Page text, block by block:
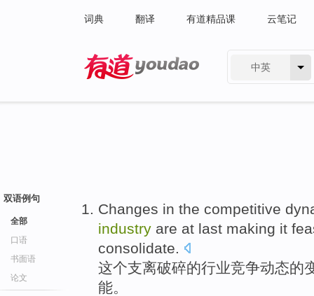
词典 翻译 有道精品课 云笔记
中英
双语例句
全部
口语
书面语
论文
Changes in the competitive
industry are at last making it
consolidate.
这个支离破碎的行业竞争动态的
能。